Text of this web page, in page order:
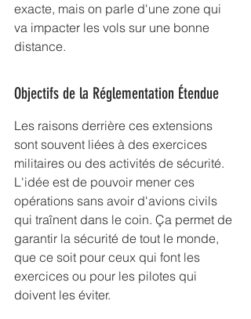
exacte, mais on parle d'une zone qui
va impacter les vols sur une bonne
distance.
Objectifs de la Réglementation Étendue
Les raisons derrière ces extensions
sont souvent liées à des exercices
militaires ou des activités de sécurité.
L'idée est de pouvoir mener ces
opérations sans avoir d'avions civils
qui traînent dans le coin. Ça permet de
garantir la sécurité de tout le monde,
que ce soit pour ceux qui font les
exercices ou pour les pilotes qui
doivent les éviter.